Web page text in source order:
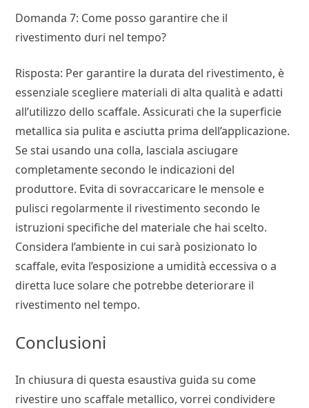
Domanda 7: Come posso garantire che il
rivestimento duri nel tempo?
Risposta: Per garantire la durata del rivestimento, è
essenziale scegliere materiali di alta qualità e adatti
all’utilizzo dello scaffale. Assicurati che la superficie
metallica sia pulita e asciutta prima dell’applicazione.
Se stai usando una colla, lasciala asciugare
completamente secondo le indicazioni del
produttore. Evita di sovraccaricare le mensole e
pulisci regolarmente il rivestimento secondo le
istruzioni specifiche del materiale che hai scelto.
Considera l’ambiente in cui sarà posizionato lo
scaffale, evita l’esposizione a umidità eccessiva o a
diretta luce solare che potrebbe deteriorare il
rivestimento nel tempo.
Conclusioni
In chiusura di questa esaustiva guida su come
rivestire uno scaffale metallico, vorrei condividere